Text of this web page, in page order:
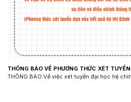
THÔNG BÁO VỀ PHƯƠNG THỨC XÉT
THÔNG BÁO Về việc xét tuyển đại học hệ